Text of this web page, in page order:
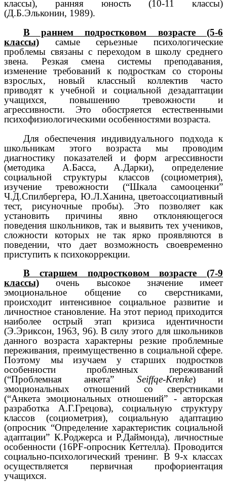
классы), ранняя юность (10-11 классы)
(Д.Б.Эльконин, 1989).
В раннем подростковом возрасте (5-6
классы) самые серьезные психологические
проблемы связаны с переходом в школу среднего
звена. Резкая смена системы преподавания,
изменение требований к подросткам со стороны
взрослых, новый классный коллектив часто
приводят к учебной и социальной дезадаптации
учащихся, повышению тревожности и
агрессивности. Это обостряется естественными
психофизиологическими особенностями возраста.
Для обеспечения индивидуального подхода к
школьникам этого возраста мы проводим
диагностику показателей и форм агрессивности
(методика А.Басса, А.Дарки), определение
социальной структуры классов (социометрия),
изучение тревожности (“Шкала самооценки”
Ч.Д.Спилбергера, Ю.Л.Ханина, цветоассоциативный
тест, рисуночные пробы). Это позволяет как
установить причины явно отклоняющегося
поведения школьников, так и выявить тех учеников,
сложности которых не так ярко проявляются в
поведении, что дает возможность своевременно
приступить к психокоррекции.
В старшем подростковом возрасте (7-9
классы) очень высокое значение имеет
эмоциональное общение со сверстниками,
происходит интенсивное социальное развитие и
личностное становление. На этот период приходится
наиболее острый этап кризиса идентичности
(Э.Эриксон, 1963, 96). В силу этого для школьников
данного возраста характерны резкие проблемные
переживания, преимущественно в социальной сфере.
Поэтому мы изучаем у старших подростков
особенности проблемных переживаний
(“Проблемная анкета” Seiffqe-Krenke) и
эмоциональных отношений со сверстниками
(“Анкета эмоциональных отношений” - авторская
разработка А.Г.Грецова), социальную структуру
классов (социометрия), социальную адаптацию
(опросник “Определение характеристик социальной
адаптации” К.Роджерса и Р.Даймонда), личностные
особенности (16PF-опросник Кеттелла). Проводится
социально-психологический тренинг. В 9-х классах
осуществляется первичная профориентация
учащихся.